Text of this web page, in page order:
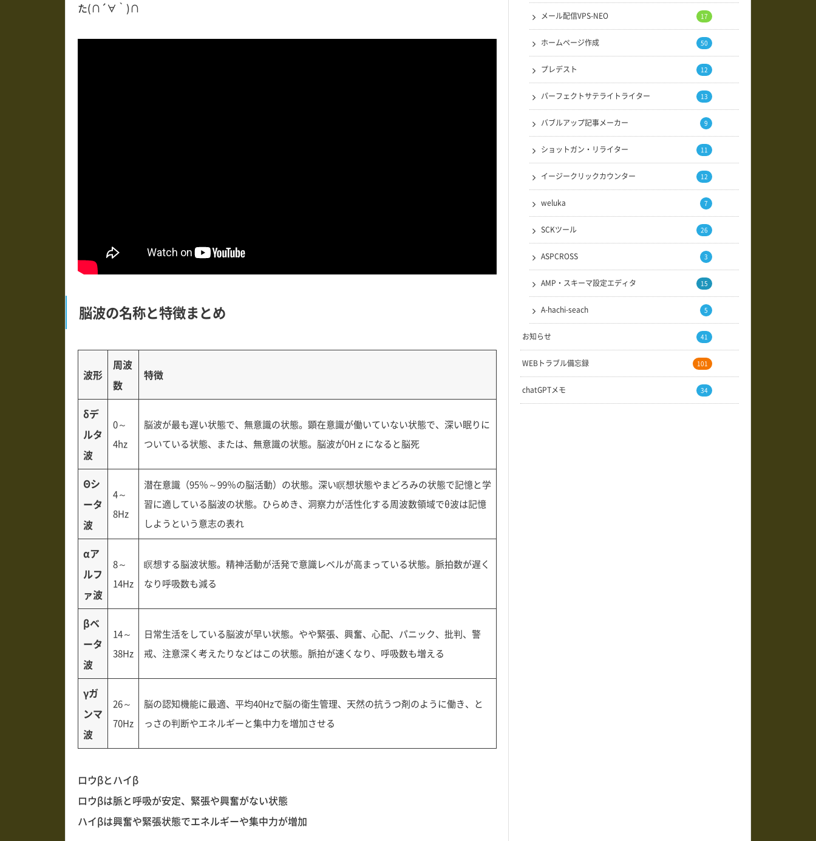
た(∩´∀｀)∩
脳波の名称と特徴まとめ
波形
周波
数
特徴
δデ
ルタ
波
0～
4hz
脳波が最も遅い状態で、無意識の状態。顕在意識が働いていない状態で、深い眠りに
ついている状態、または、無意識の状態。脳波が0Hｚになると脳死
Θシ
ータ
波
4～
8Hz
潜在意識（95％～99％の脳活動）の状態。深い瞑想状態やまどろみの状態で記憶と学
習に適している脳波の状態。ひらめき、洞察力が活性化する周波数領域でθ波は記憶
しようという意志の表れ
αア
ルフ
ァ波
8～
14Hz
瞑想する脳波状態。精神活動が活発で意識レベルが高まっている状態。脈拍数が遅く
なり呼吸数も減る
βベ
ータ
波
14～
38Hz
日常生活をしている脳波が早い状態。やや緊張、興奮、心配、パニック、批判、警
戒、注意深く考えたりなどはこの状態。脈拍が速くなり、呼吸数も増える
γガ
ンマ
波
26～
70Hz
脳の認知機能に最適、平均40Hzで脳の衛生管理、天然の抗うつ剤のように働き、と
っさの判断やエネルギーと集中力を増加させる
ロウβとハイβ
ロウβは脈と呼吸が安定、緊張や興奮がない状態
ハイβは興奮や緊張状態でエネルギーや集中力が増加
メール配信VPS-NEO 17
ホームページ作成 50
プレデスト 12
パーフェクトサテライトライター 13
バブルアップ記事メーカー 9
ショットガン・リライター 11
イージークリックカウンター 12
weluka 7
SCKツール 26
ASPCROSS 3
AMP・スキーマ設定エディタ 15
A-hachi-seach 5
お知らせ 41
WEBトラブル備忘録 101
chatGPTメモ 34